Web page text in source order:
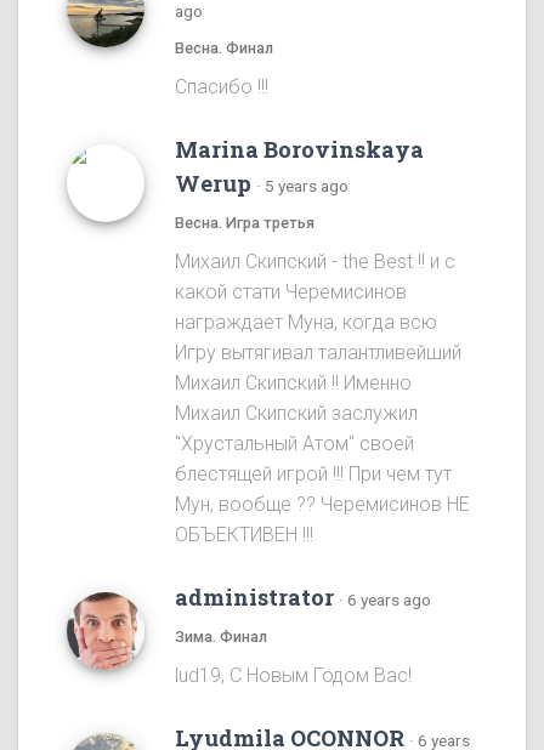
ago
Весна. Финал
Спасибо !!!
Marina Borovinskaya
Werup · 5 years ago
Весна. Игра третья
Михаил Скипский - the Best !! и с
какой стати Черемисинов
награждает Муна, когда всю
Игру вытягивал талантливейший
Михаил Скипский !! Именно
Михаил Скипский заслужил
"Хрустальный Атом" своей
блестящей игрой !!! При чем тут
Мун, вообще ?? Черемисинoв НЕ
ОБЪЕКТИВЕН !!!
administrator · 6 years ago
Зима. Финал
lud19, С Новым Годом Вас!
Lyudmila OCONNOR · 6 years